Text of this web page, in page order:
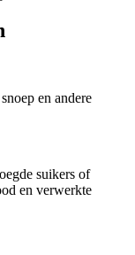
en andere
suikers of
en verwerkte